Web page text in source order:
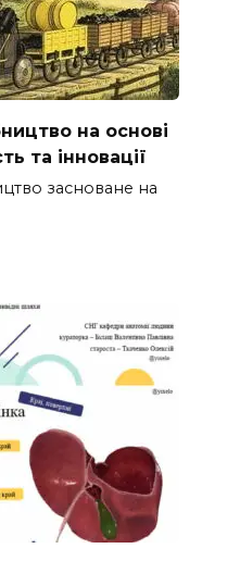
на основі
та інновації
засноване на